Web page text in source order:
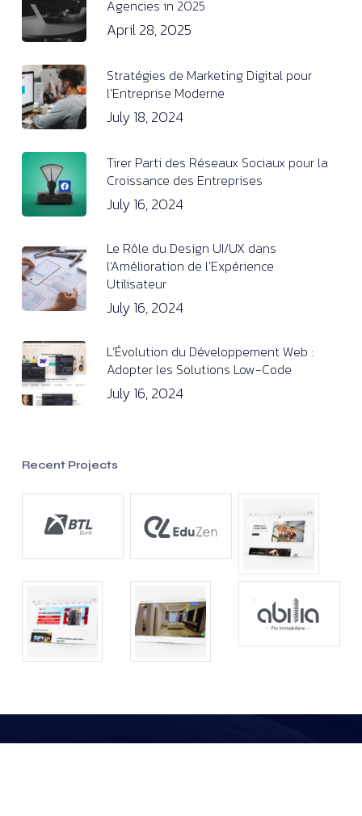
Agencies in 2025
April 28, 2025
Stratégies de Marketing Digital pour
l’Entreprise Moderne
July 18, 2024
Tirer Parti des Réseaux Sociaux pour la
Croissance des Entreprises
July 16, 2024
Le Rôle du Design UI/UX dans
l’Amélioration de l’Expérience
Utilisateur
July 16, 2024
L’Évolution du Développement Web :
Adopter les Solutions Low-Code
July 16, 2024
Recent Projects